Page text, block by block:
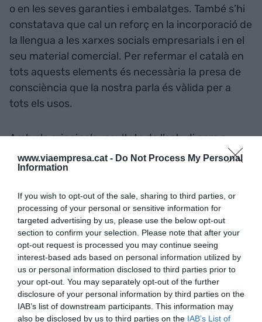
www.viaempresa.cat - Do Not Process My Personal
Information
If you wish to opt-out of the sale, sharing to third parties, or
processing of your personal or sensitive information for
targeted advertising by us, please use the below opt-out
section to confirm your selection. Please note that after your
opt-out request is processed you may continue seeing
interest-based ads based on personal information utilized by
us or personal information disclosed to third parties prior to
your opt-out. You may separately opt-out of the further
disclosure of your personal information by third parties on the
IAB’s list of downstream participants. This information may
also be disclosed by us to third parties on the IAB’s List of
o en les seves garanties i embalatges. També s’hi
constatava que cal un reforç en la incorporació de
la llengua a les xarxes socials empresarials i en el
seu material comercial. Per refermar el català en
tots aquests elements és necessària la presa de
consciència que la nostra parla és vàlida per a
tots els usos.
Amb els principals resultats de l’estudi com a
referència, l’any 2021 vam desenvolupar unaGuia
de bones pràctiques de llengua catalana a
de l’any anterior. A banda de l’edició en paper de
la guia, vam elaborar una sèrie de vídeos(amb
accés via codi QR en la mateixa guia) de
cadascuna de les bones pràctiques de llengua,
amb l’objectiu que la seva difusió arribés al màxim
nombre d’empreses del país. Va ser un projecte
d’èxit, també amb el suport de Política Lingüística,
que continua com a referent per a totes aquelles